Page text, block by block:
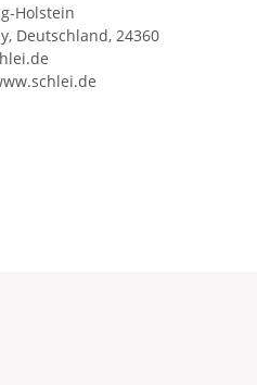
Holstein
Deutschland, 24360